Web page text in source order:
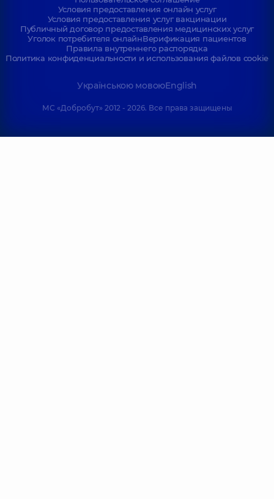
Условия предоставления онлайн услуг
Условия предоставления услуг вакцинации
Публичный договор предоставления медицинских услуг
Уголок потребителя онлайнВерификация пациентов
Правила внутреннего распорядка
Политика конфиденциальности и использования файлов cookie
Українською мовоюEnglish
МС «Добробут» 2012 - 2026. Все права защищены